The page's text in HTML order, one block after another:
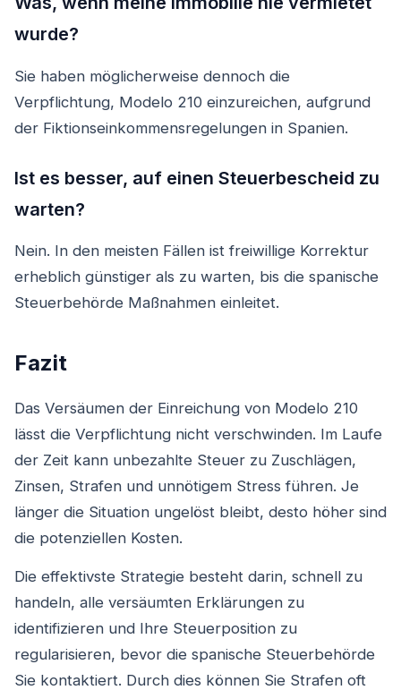
wurde?
Sie haben möglicherweise dennoch die
Verpflichtung, Modelo 210 einzureichen, aufgrund
der Fiktionseinkommensregelungen in Spanien.
Ist es besser, auf einen Steuerbescheid zu
warten?
Nein. In den meisten Fällen ist freiwillige Korrektur
erheblich günstiger als zu warten, bis die spanische
Steuerbehörde Maßnahmen einleitet.
Fazit
Das Versäumen der Einreichung von Modelo 210
lässt die Verpflichtung nicht verschwinden. Im Laufe
der Zeit kann unbezahlte Steuer zu Zuschlägen,
Zinsen, Strafen und unnötigem Stress führen. Je
länger die Situation ungelöst bleibt, desto höher sind
die potenziellen Kosten.
Die effektivste Strategie besteht darin, schnell zu
handeln, alle versäumten Erklärungen zu
identifizieren und Ihre Steuerposition zu
regularisieren, bevor die spanische Steuerbehörde
Sie kontaktiert. Durch dies können Sie Strafen oft